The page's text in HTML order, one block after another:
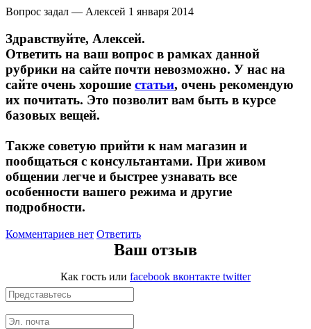
Аргинин
Бета-аланин
Энергетики
Таурин
Гейнеры
Вопрос задал — Алексей 1 января 2014
Здравствуйте, Алексей.
Ответить на ваш вопрос в рамках данной
рубрики на сайте почти невозможно. У нас на
сайте очень хорошие статьи, очень рекомендую
их почитать. Это позволит вам быть в курсе
базовых вещей.
Также советую прийти к нам магазин и
пообщаться с консультантами. При живом
общении легче и быстрее узнавать все
особенности вашего режима и другие
подробности.
Комментариев нет Ответить
Ваш отзыв
Как гость или facebook вконтакте twitter